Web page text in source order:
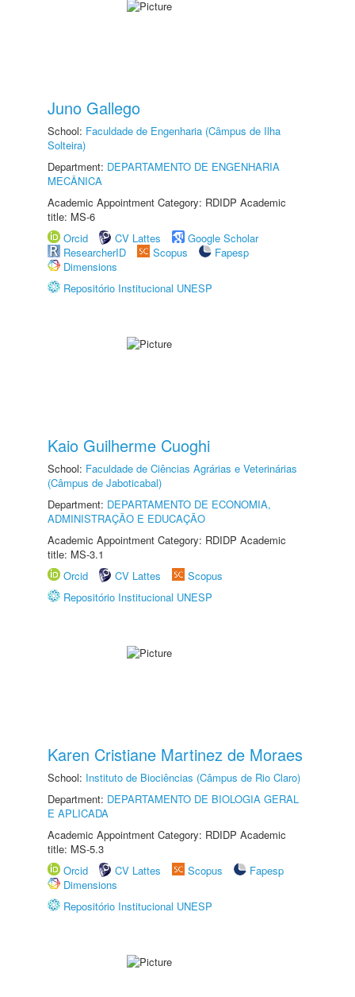
Juno Gallego
School: Faculdade de Engenharia (Câmpus de Ilha
Solteira)
Department: DEPARTAMENTO DE ENGENHARIA
MECÂNICA
Academic Appointment Category: RDIDP Academic
title: MS-6
Orcid
CV Lattes
Google Scholar
ResearcherID
Scopus
Fapesp
Dimensions
Repositório Institucional UNESP
Kaio Guilherme Cuoghi
School: Faculdade de Ciências Agrárias e Veterinárias
(Câmpus de Jaboticabal)
Department: DEPARTAMENTO DE ECONOMIA,
ADMINISTRAÇÃO E EDUCAÇÃO
Academic Appointment Category: RDIDP Academic
title: MS-3.1
Orcid
CV Lattes
Scopus
Repositório Institucional UNESP
Karen Cristiane Martinez de Moraes
School: Instituto de Biociências (Câmpus de Rio Claro)
Department: DEPARTAMENTO DE BIOLOGIA GERAL
E APLICADA
Academic Appointment Category: RDIDP Academic
title: MS-5.3
Orcid
CV Lattes Scopus
Fapesp
Dimensions
Repositório Institucional UNESP